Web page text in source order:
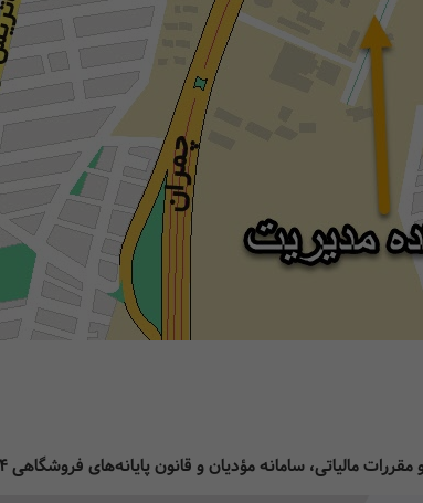
مالیاتی، سامانه مؤدیان و قانون پایانه‌های فروشگاهی 1404